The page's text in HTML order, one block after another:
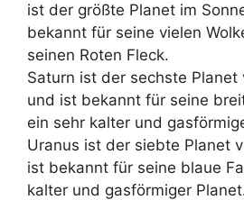
ist der größte Planet im
bekannt für seine vielen
seinen Roten Fleck.
Saturn ist der sechste Planet
und ist bekannt für seine
ein sehr kalter und
Uranus ist der siebte Planet
ist bekannt für seine blaue
kalter und gasförmiger